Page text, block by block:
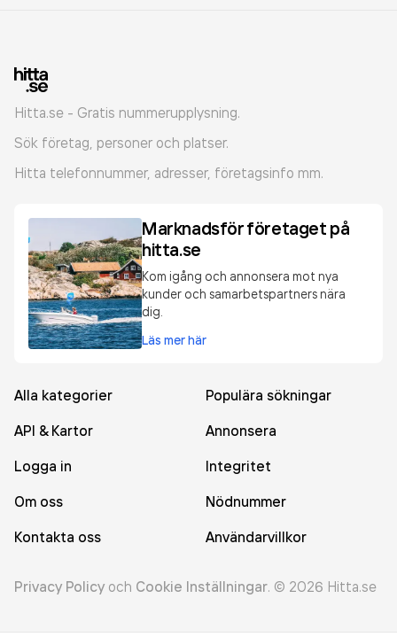
Hitta.se - Gratis nummerupplysning.
Sök företag, personer och platser.
Hitta telefonnummer, adresser, företagsinfo mm.
Marknadsför företaget på
hitta.se
Kom igång och annonsera mot nya
kunder och samarbetspartners nära
dig.
Läs mer här
Alla kategorier
Populära sökningar
API & Kartor
Annonsera
Logga in
Integritet
Om oss
Nödnummer
Kontakta oss
Användarvillkor
Privacy Policy och Cookie Inställningar. © 2026 Hitta.se